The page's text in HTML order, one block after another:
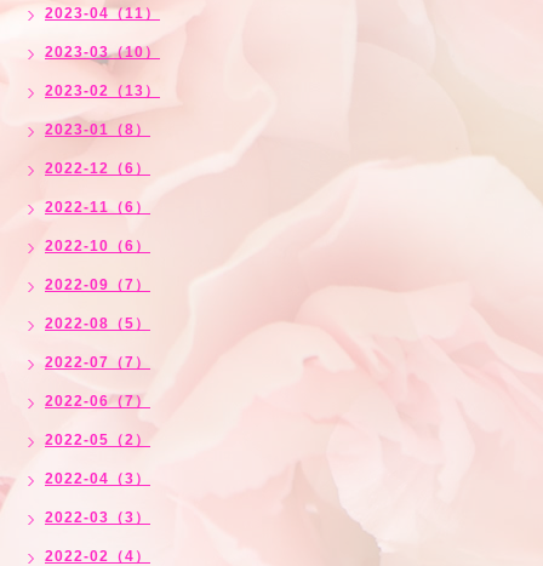
2023-04（11）
2023-03（10）
2023-02（13）
2023-01（8）
2022-12（6）
2022-11（6）
2022-10（6）
2022-09（7）
2022-08（5）
2022-07（7）
2022-06（7）
2022-05（2）
2022-04（3）
2022-03（3）
2022-02（4）